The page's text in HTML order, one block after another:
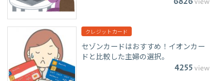
view
クレジットカード
セゾンカードはおすすめ！イオンカー
ドと比較した主婦の選択。
4255 view